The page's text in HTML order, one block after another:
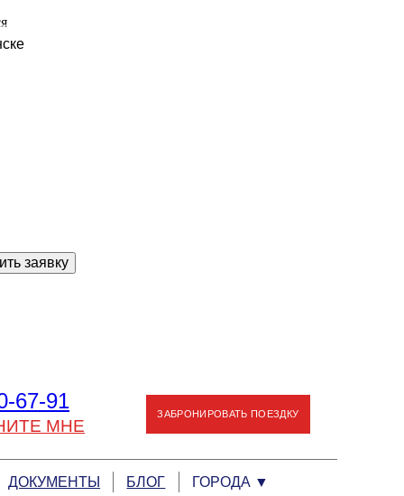
заявку
ЗАБРОНИРОВАТЬ ПОЕЗДКУ
67-91
МНЕ
ДОКУМЕНТЫ БЛОГ ГОРОДА ▼